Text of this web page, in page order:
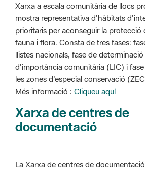
Xarxa a escala comunitària de llocs
mostra representativa d'hàbitats
prioritaris per aconseguir la protecció
fauna i flora. Consta de tres fases:
llistes nacionals, fase de
d'importància comunitària (LIC) i
les zones d'especial conservació
Més informació : Cliqueu aquí
Xarxa de centres de
documentació
La Xarxa de centres de